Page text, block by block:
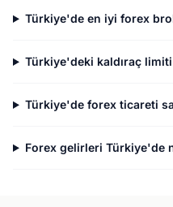
Türkiye'de en iyi forex
Türkiye'deki kaldıraç
Türkiye'de forex ticareti
Forex gelirleri Türkiye'de